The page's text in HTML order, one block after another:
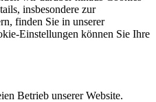
insbesondere zur
finden Sie in unserer
Einstellungen können Sie Ihre
Betrieb unserer Website.